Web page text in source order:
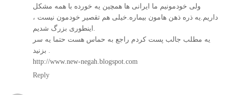
ولی خودمونیم ما ایرانی ها همچین یه خورده با همه مشکل
داریم.یه ذره ذهن هامون بیماره.خیلی هم تقصیر خودمون نیست ،
یه مطلب جالب پست کردم راجع به حماس هست حتما یه سر
http://www.new-negah.blogspot.com
Reply